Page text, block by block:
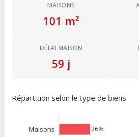
MAISONS
101 m²
DÉLAI MAISON
59 j
Répartition selon le type de biens
Maisons 26%